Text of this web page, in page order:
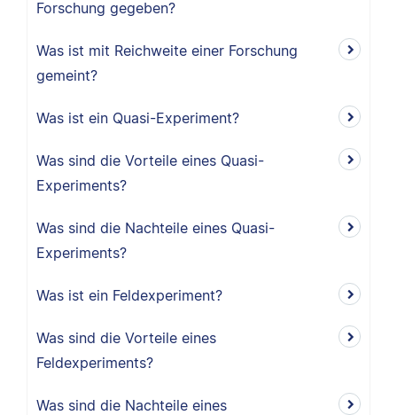
Forschung gegeben?
Was ist mit Reichweite einer Forschung
gemeint?
Was ist ein Quasi-Experiment?
Was sind die Vorteile eines Quasi-
Experiments?
Was sind die Nachteile eines Quasi-
Experiments?
Was ist ein Feldexperiment?
Was sind die Vorteile eines
Feldexperiments?
Was sind die Nachteile eines